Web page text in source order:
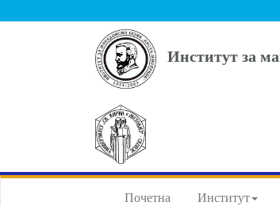
Институт за
Почетна Институт